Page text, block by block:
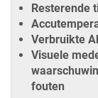
Resterende
Verbruikte
Visuele
fouten